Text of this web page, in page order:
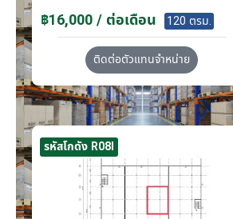
฿16,000 / ต่อเดือน 120 ตรม.
ติดต่อตัวแทนจำหน่าย
รหัสโกดัง R08I